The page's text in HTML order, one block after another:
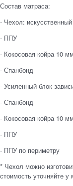
Состав матраса:
- Чехол:
- ППУ
- Кокосовая койра 10 мм
- Спанбонд
- Усиленный блок
- Спанбонд
- Кокосовая койра 10 мм
- ППУ
- ППУ по периметру
* Чехол можно
стоимость уточняйте